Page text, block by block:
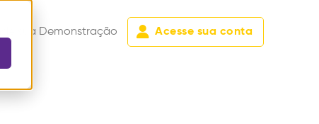
sua Demonstração Acesse sua conta